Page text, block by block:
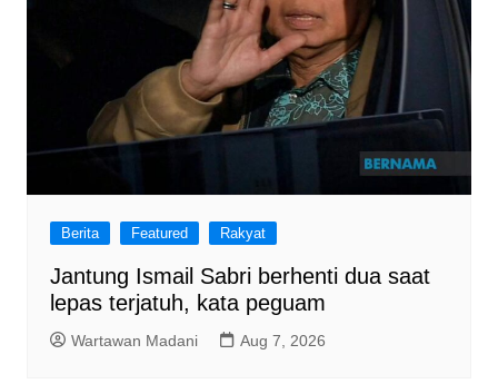
Berita Featured Rakyat
Jantung Ismail Sabri berhenti dua saat
lepas terjatuh, kata peguam
Wartawan Madani Aug 7, 2026